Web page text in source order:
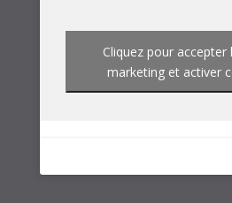
Cliquez pour accepter
marketing et activer